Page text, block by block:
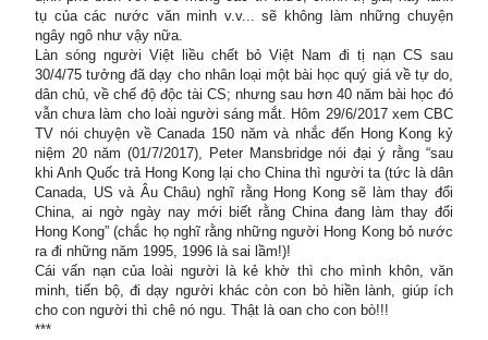
tụ của các nước văn minh v.v... sẽ không làm những chuyện
ngây ngô như vậy nữa.
Làn sóng người Việt liều chết bỏ Việt Nam đi tị nạn CS sau
30/4/75 tưởng đã dạy cho nhân loại một bài học quý giá về tự do,
dân chủ, về chế độ độc tài CS; nhưng sau hơn 40 năm bài học đó
vẫn chưa làm cho loài người sáng mắt. Hôm 29/6/2017 xem CBC
TV nói chuyện về Canada 150 năm và nhắc đến Hong Kong kỷ
niệm 20 năm (01/7/2017), Peter Mansbridge nói đại ý rằng “sau
khi Anh Quốc trả Hong Kong lại cho China thì người ta (tức là dân
Canada, US và Âu Châu) nghĩ rằng Hong Kong sẽ làm thay đổi
China, ai ngờ ngày nay mới biết rằng China đang làm thay đổi
Hong Kong” (chắc họ nghĩ rằng những người Hong Kong bỏ nước
ra đi những năm 1995, 1996 là sai lầm!)!
Cái vấn nạn của loài người là kẻ khờ thì cho mình khôn, văn
minh, tiến bộ, đi dạy người khác còn con bò hiền lành, giúp ích
cho con người thì chê nó ngu. Thật là oan cho con bò!!!
***